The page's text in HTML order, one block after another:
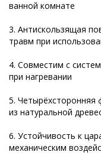
ванной комнате
3. Антискользящая
травм при
4. Совместим с
при нагревании
5. Четырёхсторонняя
из натуральной
6. Устойчивость к
механическим